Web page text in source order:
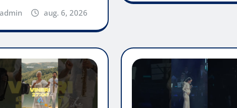
admin aug. 6, 2026